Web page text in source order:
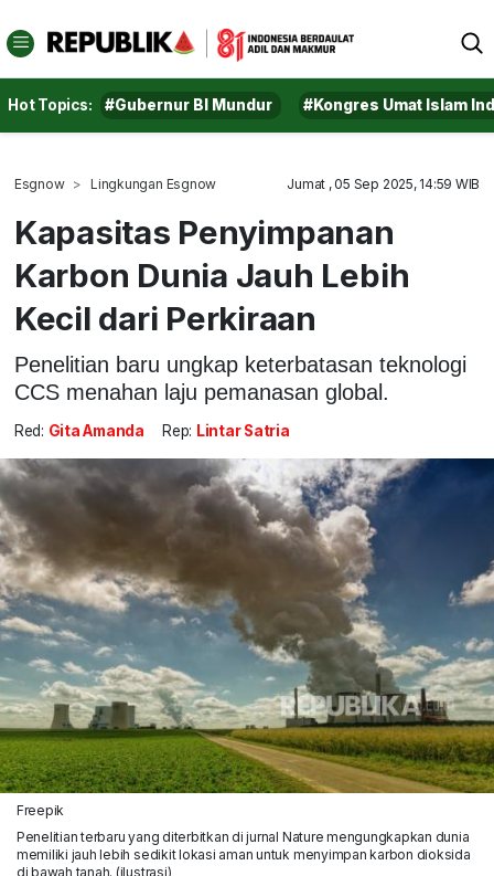
Hot Topics: #Gubernur BI Mundur #Kongres Umat Islam
Esgnow Lingkungan Esgnow Jumat , 05 Sep 2025, 14:59 WIB
Kapasitas Penyimpanan
Karbon Dunia Jauh Lebih
Kecil dari Perkiraan
Penelitian baru ungkap keterbatasan teknologi
CCS menahan laju pemanasan global.
Red: Gita Amanda Rep: Lintar Satria
Freepik
Penelitian terbaru yang diterbitkan di jurnal Nature mengungkapkan dunia
memiliki jauh lebih sedikit lokasi aman untuk menyimpan karbon dioksida
di bawah tanah. (ilustrasi)